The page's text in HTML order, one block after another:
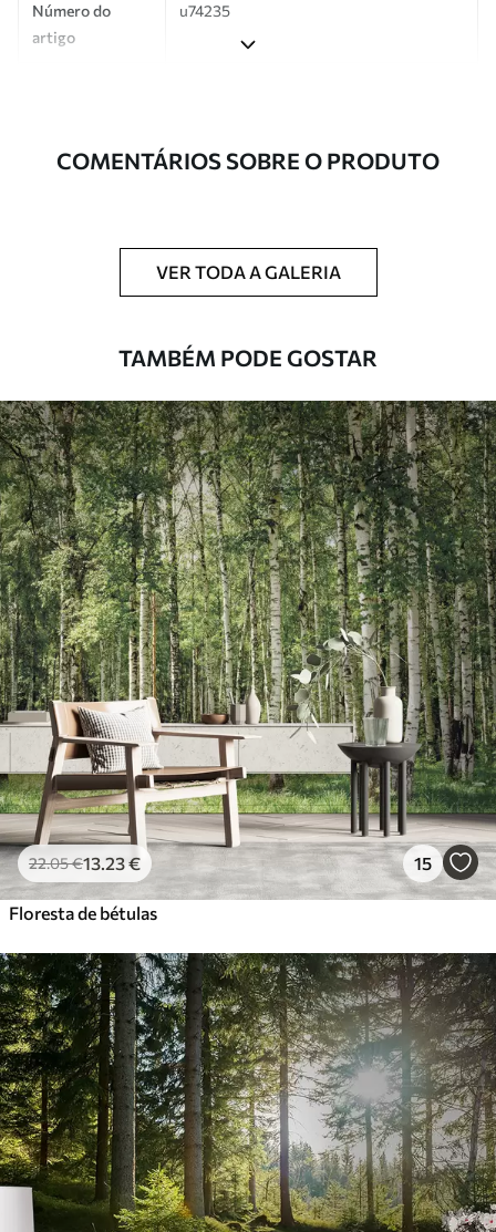
Número do
artigo
u74235
Adicionalmente
Disponível com revestimento de verniz
esponja macia. Murais de parede com
revestimento de verniz podem ser limpos
Aplicação perfeita
Materiais disponíveis
Standard
45.0027.00€/m²
Premium
56.6734.00€/m²
Vinil Premium
65.0039.00€/m²
Peel and Stick
81.6749.00€/m²
COMENTÁRIOS SOBRE O PRODUTO
VER TODA A GALERIA
TAMBÉM PODE GOSTAR
22.05€13.23€ 15
Floresta de bétulas